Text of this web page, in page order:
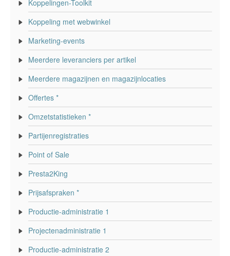
Koppelingen-Toolkit
Koppeling met webwinkel
Marketing-events
Meerdere leveranciers per artikel
Meerdere magazijnen en magazijnlocaties
Offertes *
Omzetstatistieken *
Partijenregistraties
Point of Sale
Presta2King
Prijsafspraken *
Productie-administratie 1
Projectenadministratie 1
Productie-administratie 2